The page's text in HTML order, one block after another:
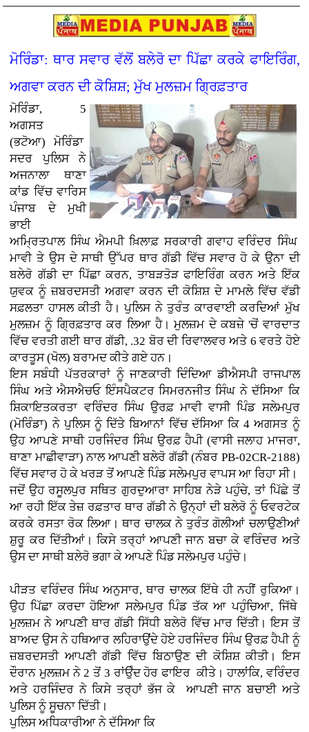
ਮੋਰਿੰਡਾ: ਥਾਰ ਸਵਾਰ ਵੱਲੋਂ ਬਲੇਰੋ ਦਾ ਪਿੱਛਾ ਕਰਕੇ ਫਾਇਰਿੰਗ,
ਅਗਵਾ ਕਰਨ ਦੀ ਕੋਸ਼ਿਸ਼; ਮੁੱਖ ਮੁਲਜ਼ਮ ਗ੍ਰਿਫ਼ਤਾਰ
ਮੋਰਿੰਡਾ, 5
ਅਗਸਤ
(ਭਟੋਆ)ਮੋਰਿੰਡਾ
ਸਦਰ ਪੁਲਿਸ ਨੇ
ਅਜਨਾਲਾ ਥਾਣਾ
ਕਾਂਡ ਵਿੱਚ ਵਾਰਿਸ
ਪੰਜਾਬ ਦੇ ਮੁਖੀ
ਭਾਈ
ਅਮ੍ਰਿਤਪਾਲ ਸਿੰਘ ਐਮਪੀ ਖ਼ਿਲਾਫ਼ ਸਰਕਾਰੀ ਗਵਾਹ ਵਰਿੰਦਰ ਸਿੰਘ
ਮਾਵੀ ਤੇ ਉਸ ਦੇ ਸਾਥੀ ਉੱਪਰ ਥਾਰ ਗੱਡੀ ਵਿੱਚ ਸਵਾਰ ਹੋ ਕੇ ਉਨਾ ਦੀ
ਬਲੇਰੋ ਗੱਡੀ ਦਾ ਪਿੱਛਾ ਕਰਨ, ਤਾਬੜਤੋੜ ਫਾਇਰਿੰਗ ਕਰਨ ਅਤੇ ਇੱਕ
ਯੁਵਕ ਨੂੰ ਜ਼ਬਰਦਸਤੀ ਅਗਵਾ ਕਰਨ ਦੀ ਕੋਸ਼ਿਸ਼ ਦੇ ਮਾਮਲੇ ਵਿੱਚ ਵੱਡੀ
ਸਫ਼ਲਤਾ ਹਾਸਲ ਕੀਤੀ ਹੈ। ਪੁਲਿਸ ਨੇ ਤੁਰੰਤ ਕਾਰਵਾਈ ਕਰਦਿਆਂ ਮੁੱਖ
ਮੁਲਜ਼ਮ ਨੂੰ ਗ੍ਰਿਫ਼ਤਾਰ ਕਰ ਲਿਆ ਹੈ। ਮੁਲਜ਼ਮ ਦੇ ਕਬਜ਼ੇ 'ਚੋਂ ਵਾਰਦਾਤ
ਵਿੱਚ ਵਰਤੀ ਗਈ ਥਾਰ ਗੱਡੀ, .32 ਬੋਰ ਦੀ ਰਿਵਾਲਵਰ ਅਤੇ 6 ਵਰਤੇ ਹੋਏ
ਕਾਰਤੂਸ (ਖੋਲ) ਬਰਾਮਦ ਕੀਤੇ ਗਏ ਹਨ।
ਇਸ ਸਬੰਧੀ ਪੱਤਰਕਾਰਾਂ ਨੂੰ ਜਾਣਕਾਰੀ ਦਿੰਦਿਆ ਡੀਐਸਪੀ ਰਾਜਪਾਲ
ਸਿੰਘ ਅਤੇ ਐਸਐਚਓ ਇੰਸਪੈਕਟਰ ਸਿਮਰਨਜੀਤ ਸਿੰਘ ਨੇ ਦੱਸਿਆ ਕਿ
ਸ਼ਿਕਾਇਤਕਰਤਾ ਵਰਿੰਦਰ ਸਿੰਘ ਉਰਫ਼ ਮਾਵੀ ਵਾਸੀ ਪਿੰਡ ਸਲੇਮਪੁਰ
(ਮੋਰਿੰਡਾ) ਨੇ ਪੁਲਿਸ ਨੂੰ ਦਿੱਤੇ ਬਿਆਨਾਂ ਵਿੱਚ ਦੱਸਿਆ ਕਿ 4 ਅਗਸਤ ਨੂੰ
ਉਹ ਆਪਣੇ ਸਾਥੀ ਹਰਜਿੰਦਰ ਸਿੰਘ ਉਰਫ਼ ਹੈਪੀ (ਵਾਸੀ ਜਲਾਹ ਮਾਜਰਾ,
ਥਾਣਾ ਮਾਛੀਵਾੜਾ) ਨਾਲ ਆਪਣੀ ਬਲੇਰੋ ਗੱਡੀ (ਨੰਬਰ PB-02CR-2188)
ਵਿੱਚ ਸਵਾਰ ਹੋ ਕੇ ਖਰੜ ਤੋਂ ਆਪਣੇ ਪਿੰਡ ਸਲੇਮਪੁਰ ਵਾਪਸ ਆ ਰਿਹਾ ਸੀ।
ਜਦੋਂ ਉਹ ਰਸੂਲਪੁਰ ਸਥਿਤ ਗੁਰਦੁਆਰਾ ਸਾਹਿਬ ਨੇੜੇ ਪਹੁੰਚੇ, ਤਾਂ ਪਿੱਛੇ ਤੋਂ
ਆ ਰਹੀ ਇੱਕ ਤੇਜ਼ ਰਫ਼ਤਾਰ ਥਾਰ ਗੱਡੀ ਨੇ ਉਨ੍ਹਾਂ ਦੀ ਬਲੇਰੋ ਨੂੰ ਓਵਰਟੇਕ
ਕਰਕੇ ਰਸਤਾ ਰੋਕ ਲਿਆ। ਥਾਰ ਚਾਲਕ ਨੇ ਤੁਰੰਤ ਗੋਲੀਆਂ ਚਲਾਉਣੀਆਂ
ਸ਼ੁਰੂ ਕਰ ਦਿੱਤੀਆਂ। ਕਿਸੇ ਤਰ੍ਹਾਂ ਆਪਣੀ ਜਾਨ ਬਚਾ ਕੇ ਵਰਿੰਦਰ ਅਤੇ
ਉਸ ਦਾ ਸਾਥੀ ਬਲੇਰੋ ਭਗਾ ਕੇ ਆਪਣੇ ਪਿੰਡ ਸਲੇਮਪੁਰ ਪਹੁੰਚੇ।
ਪੀੜਤ ਵਰਿੰਦਰ ਸਿੰਘ ਅਨੁਸਾਰ, ਥਾਰ ਚਾਲਕ ਇੱਥੇ ਹੀ ਨਹੀਂ ਰੁਕਿਆ।
ਉਹ ਪਿੱਛਾ ਕਰਦਾ ਹੋਇਆ ਸਲੇਮਪੁਰ ਪਿੰਡ ਤੱਕ ਆ ਪਹੁੰਚਿਆ, ਜਿੱਥੇ
ਮੁਲਜ਼ਮ ਨੇ ਆਪਣੀ ਥਾਰ ਗੱਡੀ ਸਿੱਧੀ ਬਲੇਰੋ ਵਿੱਚ ਮਾਰ ਦਿੱਤੀ। ਇਸ ਤੋਂ
ਬਾਅਦ ਉਸ ਨੇ ਹਥਿਆਰ ਲਹਿਰਾਉਂਦੇ ਹੋਏ ਹਰਜਿੰਦਰ ਸਿੰਘ ਉਰਫ਼ ਹੈਪੀ ਨੂੰ
ਜ਼ਬਰਦਸਤੀ ਆਪਣੀ ਗੱਡੀ ਵਿੱਚ ਬਿਠਾਉਣ ਦੀ ਕੋਸ਼ਿਸ਼ ਕੀਤੀ। ਇਸ
ਦੌਰਾਨ ਮੁਲਜ਼ਮ ਨੇ 2 ਤੋਂ 3 ਰਾਂਉੰਦ ਹੋਰ ਫਾਇਰ ਕੀਤੇ। ਹਾਲਾਂਕਿ, ਵਰਿੰਦਰ
ਅਤੇ ਹਰਜਿੰਦਰ ਨੇ ਕਿਸੇ ਤਰ੍ਹਾਂ ਭੱਜ ਕੇ ਆਪਣੀ ਜਾਨ ਬਚਾਈ ਅਤੇ
ਪੁਲਿਸ ਨੂੰ ਸੂਚਨਾ ਦਿੱਤੀ।
ਪੁਲਿਸ ਅਧਿਕਾਰੀਆ ਨੇ ਦੱਸਿਆ ਕਿ